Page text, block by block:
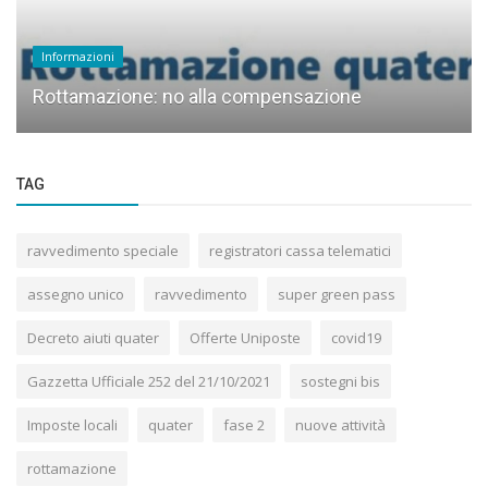
Informazioni
Rottamazione: no alla compensazione
TAG
ravvedimento speciale registratori cassa telematici
assegno unico ravvedimento super green pass
Decreto aiuti quater Offerte Uniposte covid19
Gazzetta Ufficiale 252 del 21/10/2021 sostegni bis
Imposte locali quater fase 2 nuove attività
rottamazione